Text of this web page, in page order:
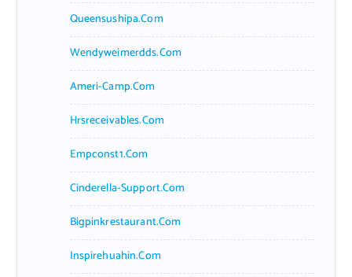
Queensushipa.com
Wendyweimerdds.com
Ameri-Camp.com
Hrsreceivables.com
Empconst1.com
Cinderella-Support.com
Bigpinkrestaurant.com
Inspirehuahin.com